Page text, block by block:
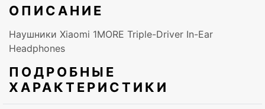
ОПИСАНИЕ
Наушники Xiaomi 1MORE Triple-Driver In-Ear
Headphones
ПОДРОБНЫЕ
ХАРАКТЕРИСТИКИ